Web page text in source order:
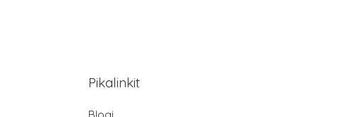
Pikalinkit